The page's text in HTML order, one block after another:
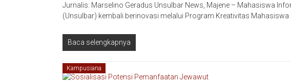
Jurnalis: Marselino Geradus Unsulbar News, Majene – Mahasiswa
(Unsulbar) kembali berinovasi melalui Program Kreativitas Mahasiswa
Baca selengkapnya
Kampusiana